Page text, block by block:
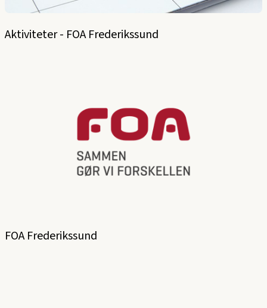
Aktiviteter - FOA Frederikssund
FOA Frederikssund